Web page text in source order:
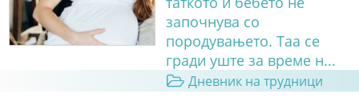
започнува со
породувањето. Таа се
гради уште за време н...
Дневник на трудници